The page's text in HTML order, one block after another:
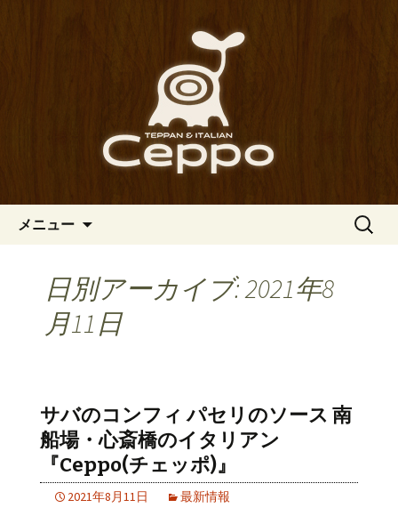
南船場・心斎橋のイタリアン
「Ceppo（チェッポ）」の公式
イタリアン「Ceppo（チェッポ）」。
さまざまなパスタや讃岐オリーブ牛の
ステーキのほか、バルメニューも豊富
にご用意。デートにも一人飲みのお客
様にもぴったりです。
メニュー
検
日別アーカイブ: 2021年8
月11日
サバのコンフィ パセリのソース 南
船場・心斎橋のイタリアン
『Ceppo(チェッポ)』
2021年8月11日 最新情報